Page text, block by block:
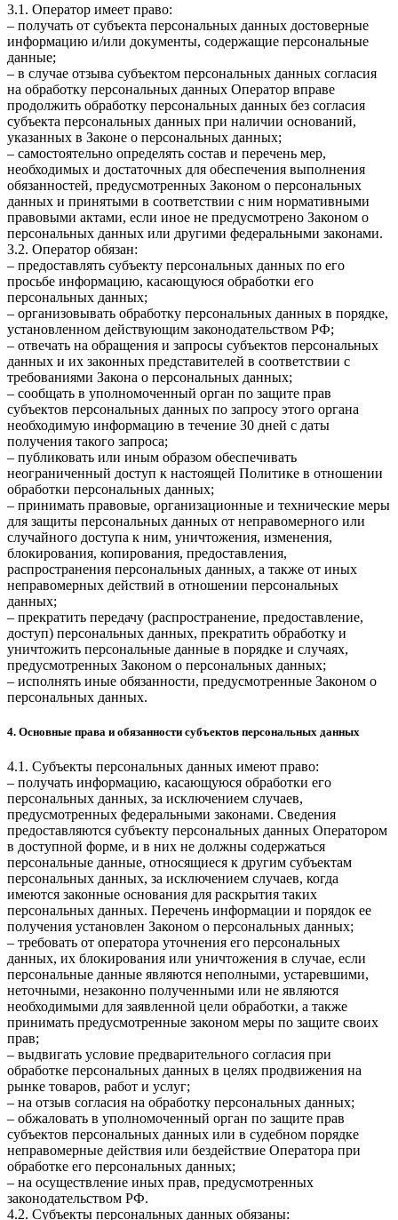
3.1. Оператор имеет право:
– получать от субъекта персональных данных достоверные
информацию и/или документы, содержащие персональные
данные;
– в случае отзыва субъектом персональных данных согласия
на обработку персональных данных Оператор вправе
продолжить обработку персональных данных без согласия
субъекта персональных данных при наличии оснований,
указанных в Законе о персональных данных;
– самостоятельно определять состав и перечень мер,
необходимых и достаточных для обеспечения выполнения
обязанностей, предусмотренных Законом о персональных
данных и принятыми в соответствии с ним нормативными
правовыми актами, если иное не предусмотрено Законом о
персональных данных или другими федеральными законами.
3.2. Оператор обязан:
– предоставлять субъекту персональных данных по его
просьбе информацию, касающуюся обработки его
персональных данных;
– организовывать обработку персональных данных в порядке,
установленном действующим законодательством РФ;
– отвечать на обращения и запросы субъектов персональных
данных и их законных представителей в соответствии с
требованиями Закона о персональных данных;
– сообщать в уполномоченный орган по защите прав
субъектов персональных данных по запросу этого органа
необходимую информацию в течение 30 дней с даты
получения такого запроса;
– публиковать или иным образом обеспечивать
неограниченный доступ к настоящей Политике в отношении
обработки персональных данных;
– принимать правовые, организационные и технические меры
для защиты персональных данных от неправомерного или
случайного доступа к ним, уничтожения, изменения,
блокирования, копирования, предоставления,
распространения персональных данных, а также от иных
неправомерных действий в отношении персональных
данных;
– прекратить передачу (распространение, предоставление,
доступ) персональных данных, прекратить обработку и
уничтожить персональные данные в порядке и случаях,
предусмотренных Законом о персональных данных;
– исполнять иные обязанности, предусмотренные Законом о
персональных данных.
4. Основные права и обязанности субъектов персональных данных
4.1. Субъекты персональных данных имеют право:
– получать информацию, касающуюся обработки его
персональных данных, за исключением случаев,
предусмотренных федеральными законами. Сведения
предоставляются субъекту персональных данных Оператором
в доступной форме, и в них не должны содержаться
персональные данные, относящиеся к другим субъектам
персональных данных, за исключением случаев, когда
имеются законные основания для раскрытия таких
персональных данных. Перечень информации и порядок ее
получения установлен Законом о персональных данных;
– требовать от оператора уточнения его персональных
данных, их блокирования или уничтожения в случае, если
персональные данные являются неполными, устаревшими,
неточными, незаконно полученными или не являются
необходимыми для заявленной цели обработки, а также
принимать предусмотренные законом меры по защите своих
прав;
– выдвигать условие предварительного согласия при
обработке персональных данных в целях продвижения на
рынке товаров, работ и услуг;
– на отзыв согласия на обработку персональных данных;
– обжаловать в уполномоченный орган по защите прав
субъектов персональных данных или в судебном порядке
неправомерные действия или бездействие Оператора при
обработке его персональных данных;
– на осуществление иных прав, предусмотренных
законодательством РФ.
4.2. Субъекты персональных данных обязаны: